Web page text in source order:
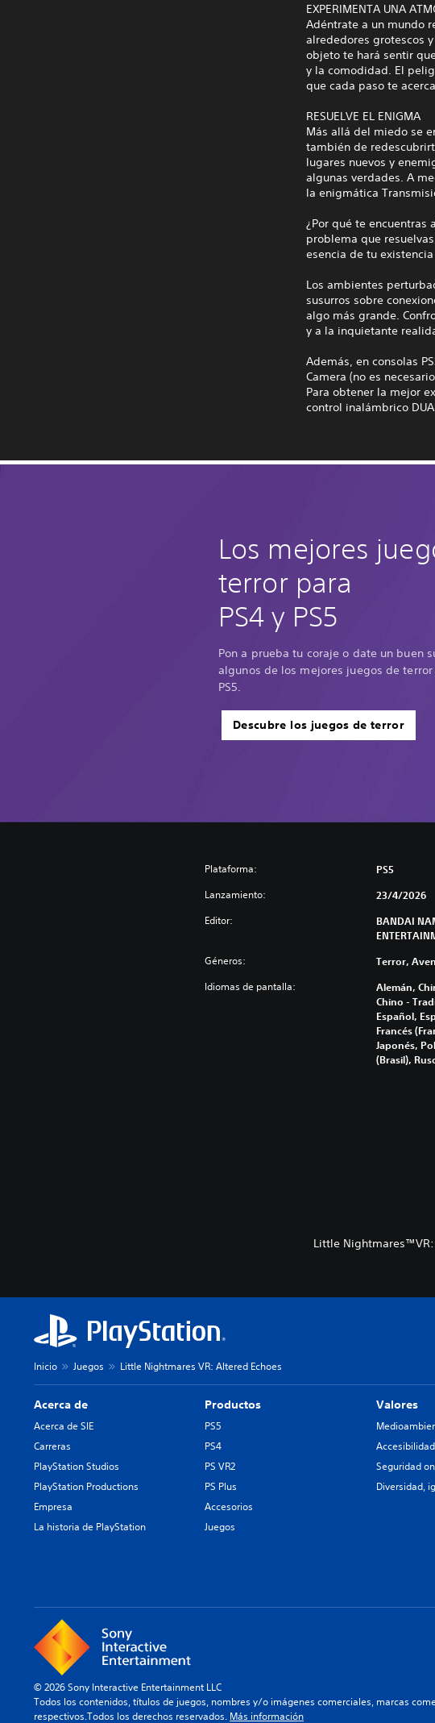
EXPERIMENTA UNA
Adéntrate a un mundo
alrededores grotescos
objeto te hará sentir
y la comodidad. El
que cada paso te
RESUELVE EL ENIGMA
Más allá del miedo se
también de
lugares nuevos y
algunas verdades. A
la enigmática
¿Por qué te encuentras
problema que
esencia de tu
Los ambientes
susurros sobre
algo más grande.
y a la inquietante
Además, en consolas
Camera (no es
Para obtener la mejor
control inalámbrico
Los mejores
terror para
PS4 y PS5
Pon a prueba tu coraje o date un buen
algunos de los mejores juegos de terror
PS5.
Descubre los juegos de terror
Plataforma: PS5
Lanzamiento: 23/4/2026
Editor:
BANDAI
Géneros: Terror,
Idiomas de pantalla:
Alemán,
Chino -
Español,
Francés
Japonés,
(Brasil),
Little Nightmares™VR:
Inicio Juegos Little Nightmares VR: Altered Echoes
Acerca de
Acerca de SIE
Carreras
PlayStation Studios
PlayStation Productions
Empresa
La historia de PlayStation
Productos
PS5
PS4
PS VR2
PS Plus
Accesorios
Juegos
Valores
Accesibilidad
Seguridad
Diversidad,
© 2026 Sony Interactive Entertainment LLC
Todos los contenidos, títulos de juegos, nombres y/o imágenes comerciales, marcas
respectivos.Todos los derechos reservados. Más información